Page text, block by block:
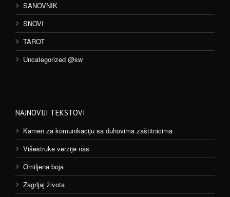
SANOVNIK
SNOVI
TAROT
Uncategorized @sw
NAJNOVIJI TEKSTOVI
Kamen za komunikaciju sa duhovima zaštitnicima
Višestruke verzije nas
Omiljena boja
Zagrljaj života